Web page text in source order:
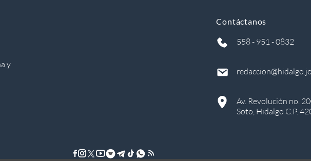
y
Contáctanos
558 - 951 - 0832
Av. Revolución no.
Soto, Hidalgo C.P.